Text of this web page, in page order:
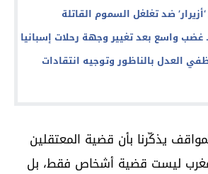
ضد تغلغل السموم القاتلة
غضب واسع بعد تغيير وجهة رحلات إسبانيا
العدل بالناظور وتوجيه انتقادات
يذكّرنا بأن قضية المعتقلين
ليست قضية أشخاص فقط، بل